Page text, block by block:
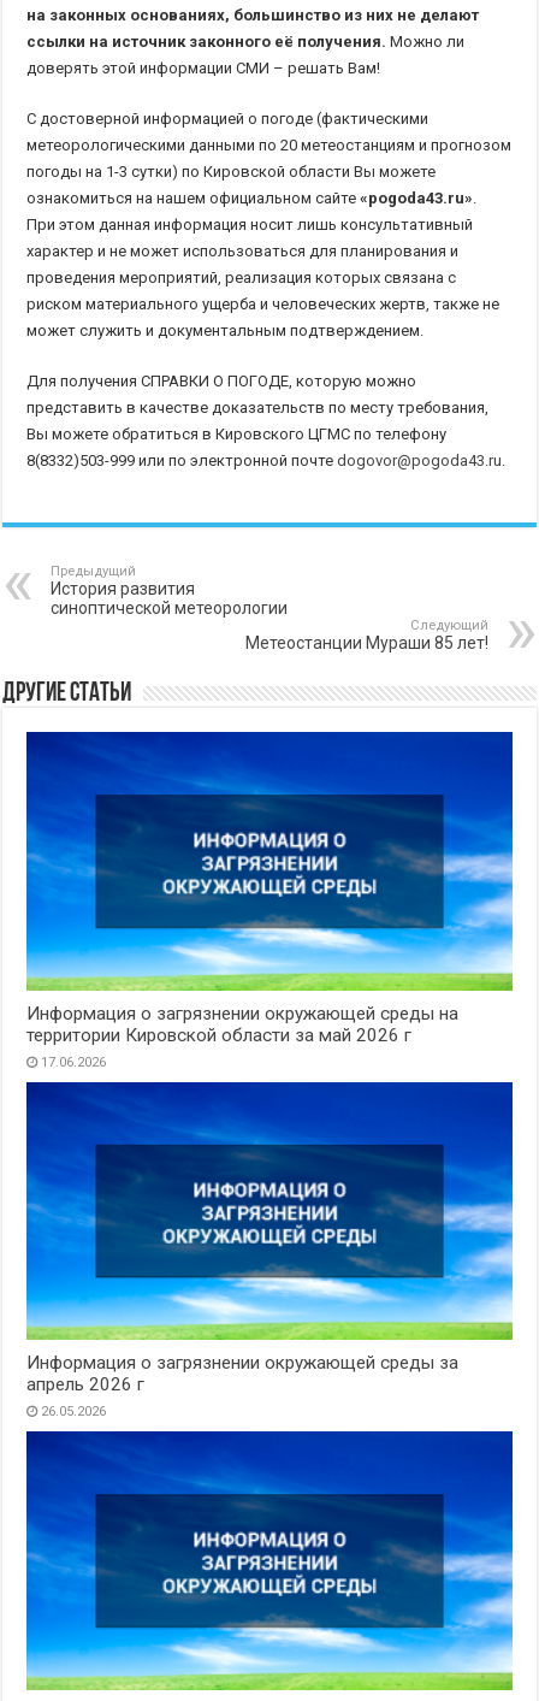
на законных основаниях, большинство из них не делают
ссылки на источник законного её получения.Можно ли
доверять этой информации СМИ – решать Вам!
С достоверной информацией о погоде (фактическими
метеорологическими данными по 20 метеостанциям и прогнозом
погоды на 1-3 сутки) по Кировской области Вы можете
ознакомиться на нашем официальном сайте«pogoda43.ru»
При этом данная информация носит лишь консультативный
характер и не может использоваться для планирования и
проведения мероприятий, реализация которых связана с
риском материального ущерба и человеческих жертв, также не
может служить и документальным подтверждением.
Для получения СПРАВКИ О ПОГОДЕ, которую можно
представить в качестве доказательств по месту требования,
Вы можете обратиться в Кировского ЦГМС по телефону
8(8332)503-999 или по электронной почтеdogovor@pogoda43.ru
Предыдущий
История развития
синоптической метеорологии
Следующий
Метеостанции Мураши 85 лет!
Другие статьи
Информация о загрязнении окружающей среды на
территории Кировской области за май 2026 г
17.06.2026
Информация о загрязнении окружающей среды за
апрель 2026 г
26.05.2026